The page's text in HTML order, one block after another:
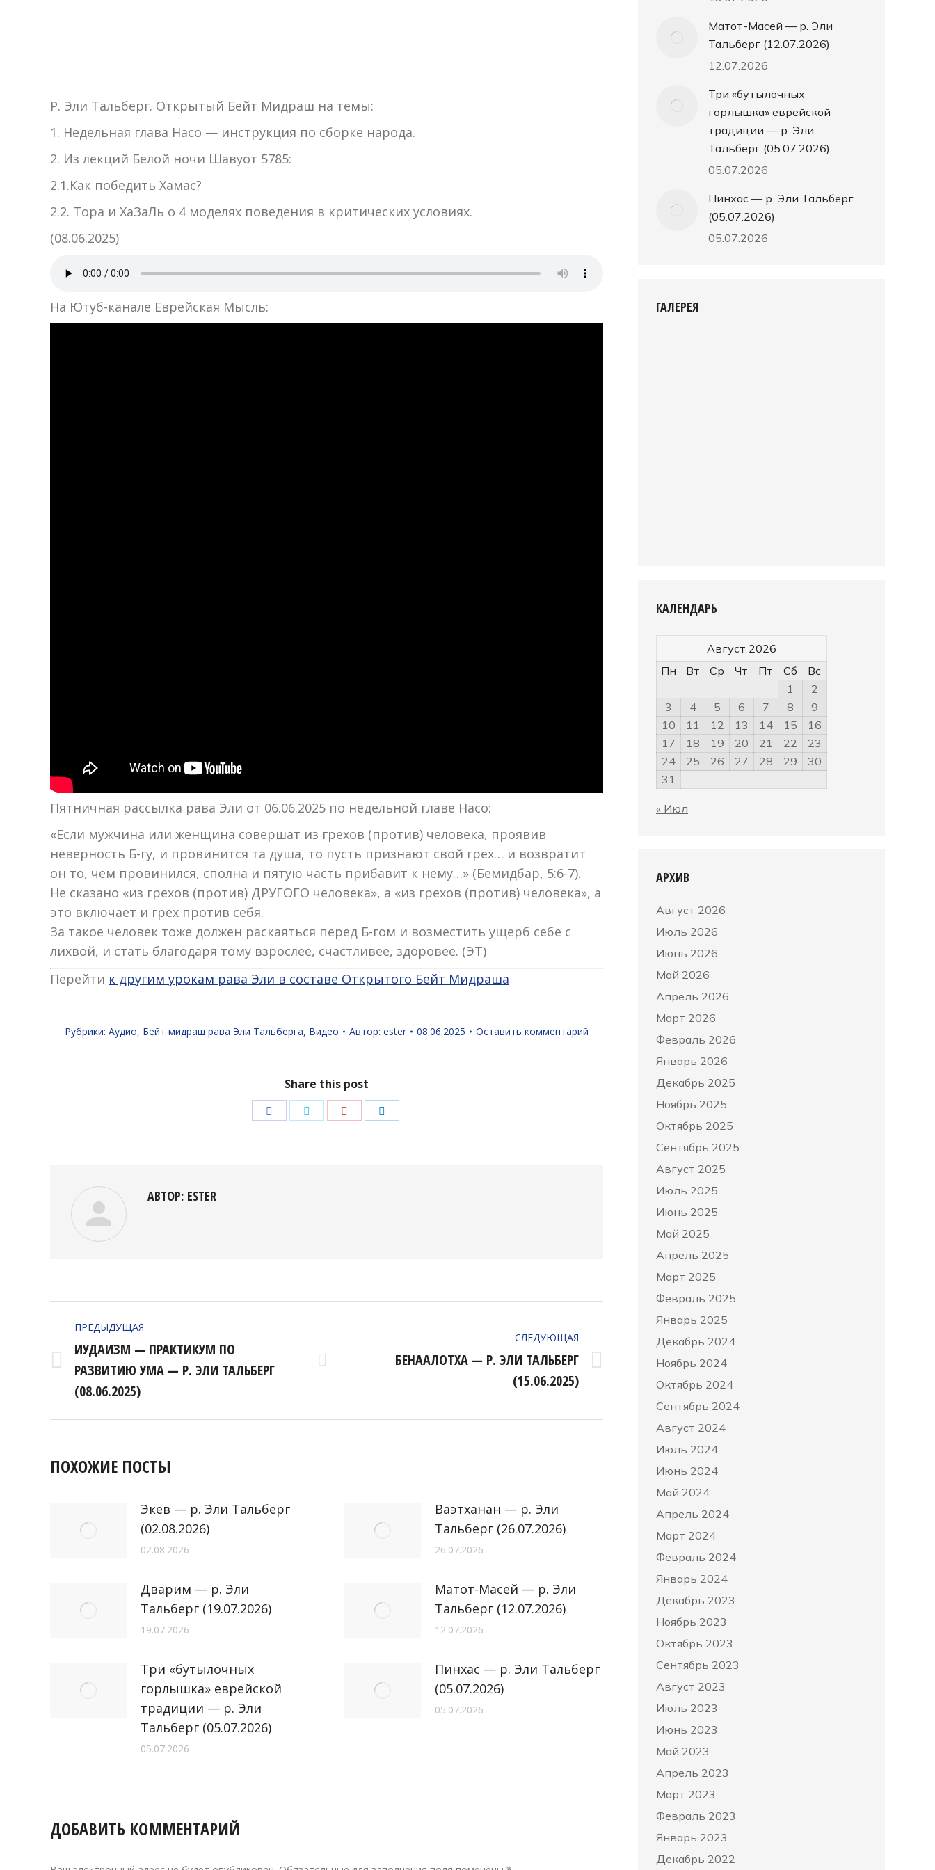
Р. Эли Тальберг. Открытый Бейт Мидраш на темы:
1. Недельная глава Насо — инструкция по сборке народа.
2. Из лекций Белой ночи Шавуот 5785:
2.1.Как победить Хамас?
2.2. Тора и ХаЗаЛь о 4 моделях поведения в критических условиях.
(08.06.2025)
На Ютуб-канале Еврейская Мысль:
Пятничная рассылка рава Эли от 06.06.2025 по недельной главе Наcо:
«Если мужчина или женщина совершат из грехов (против) человека, проявив
неверность Б-гу, и провинится та душа, то пусть признают свой грех… и возвратит
он то, чем провинился, сполна и пятую часть прибавит к нему…» (Бемидбар, 5:6-7).
Не сказано «из грехов (против) ДРУГОГО человека», а «из грехов (против) человека», а
это включает и грех против себя.
За такое человек тоже должен раскаяться перед Б-гом и возместить ущерб себе с
лихвой, и стать благодаря тому взрослее, счастливее, здоровее. (ЭТ)
Перейти к другим урокам рава Эли в составе Открытого Бейт Мидраша
Рубрики: Аудио, Бейт мидраш рава Эли Тальберга, Видео Автор: ester 08.06.2025 Оставить комментарий
Share this post
ПоделитьсяПоделитьсяПоделиться
АВТОР: ESTER
ЗАПИСЯМ
ПРЕДЫДУЩАЯ
Предыдущая
запись:
ИУДАИЗМ — ПРАКТИКУМ ПО
РАЗВИТИЮ УМА — Р. ЭЛИ ТАЛЬБЕРГ
(08.06.2025)
СЛЕДУЮЩАЯ
СледующаяБЕHААЛОТХА — Р. ЭЛИ ТАЛЬБЕРГ
(15.06.2025)
ПОХОЖИЕ ПОСТЫ
Экев — р. Эли Тальберг
(02.08.2026)
02.08.2026
Ваэтханан — р. Эли
Тальберг (26.07.2026)
26.07.2026
Дварим — р. Эли
Тальберг (19.07.2026)
19.07.2026
Матот-Масей — р. Эли
Тальберг (12.07.2026)
12.07.2026
Три «бутылочных
горлышка» еврейской
традиции — р. Эли
Тальберг (05.07.2026)
05.07.2026
Пинхас — р. Эли Тальберг
(05.07.2026)
05.07.2026
ДОБАВИТЬ КОММЕНТАРИЙ
Матот-Масей — р. Эли
Тальберг (12.07.2026)
12.07.2026
Три «бутылочных
горлышка» еврейской
традиции — р. Эли
Тальберг (05.07.2026)
05.07.2026
Пинхас — р. Эли Тальберг
(05.07.2026)
05.07.2026
ГАЛЕРЕЯ
КАЛЕНДАРЬ
Август 2026
Пн
Вт Ср Чт Пт Сб
Вс
1
2
3
4 5 6 7 8
9
10
11 12 13 14 15
16
17
18 19 20 21 22
23
24
25 26 27 28 29
30
31
« Июл
АРХИВ
Август 2026
Июль 2026
Июнь 2026
Май 2026
Апрель 2026
Март 2026
Февраль 2026
Январь 2026
Декабрь 2025
Ноябрь 2025
Октябрь 2025
Сентябрь 2025
Август 2025
Июль 2025
Июнь 2025
Май 2025
Апрель 2025
Март 2025
Февраль 2025
Январь 2025
Декабрь 2024
Ноябрь 2024
Октябрь 2024
Сентябрь 2024
Август 2024
Июль 2024
Июнь 2024
Май 2024
Апрель 2024
Март 2024
Февраль 2024
Январь 2024
Декабрь 2023
Ноябрь 2023
Октябрь 2023
Сентябрь 2023
Август 2023
Июль 2023
Июнь 2023
Май 2023
Апрель 2023
Март 2023
Февраль 2023
Январь 2023
Декабрь 2022